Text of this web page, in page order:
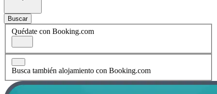
Buscar
Quédate con Booking.com
Busca también alojamiento con Booking.com